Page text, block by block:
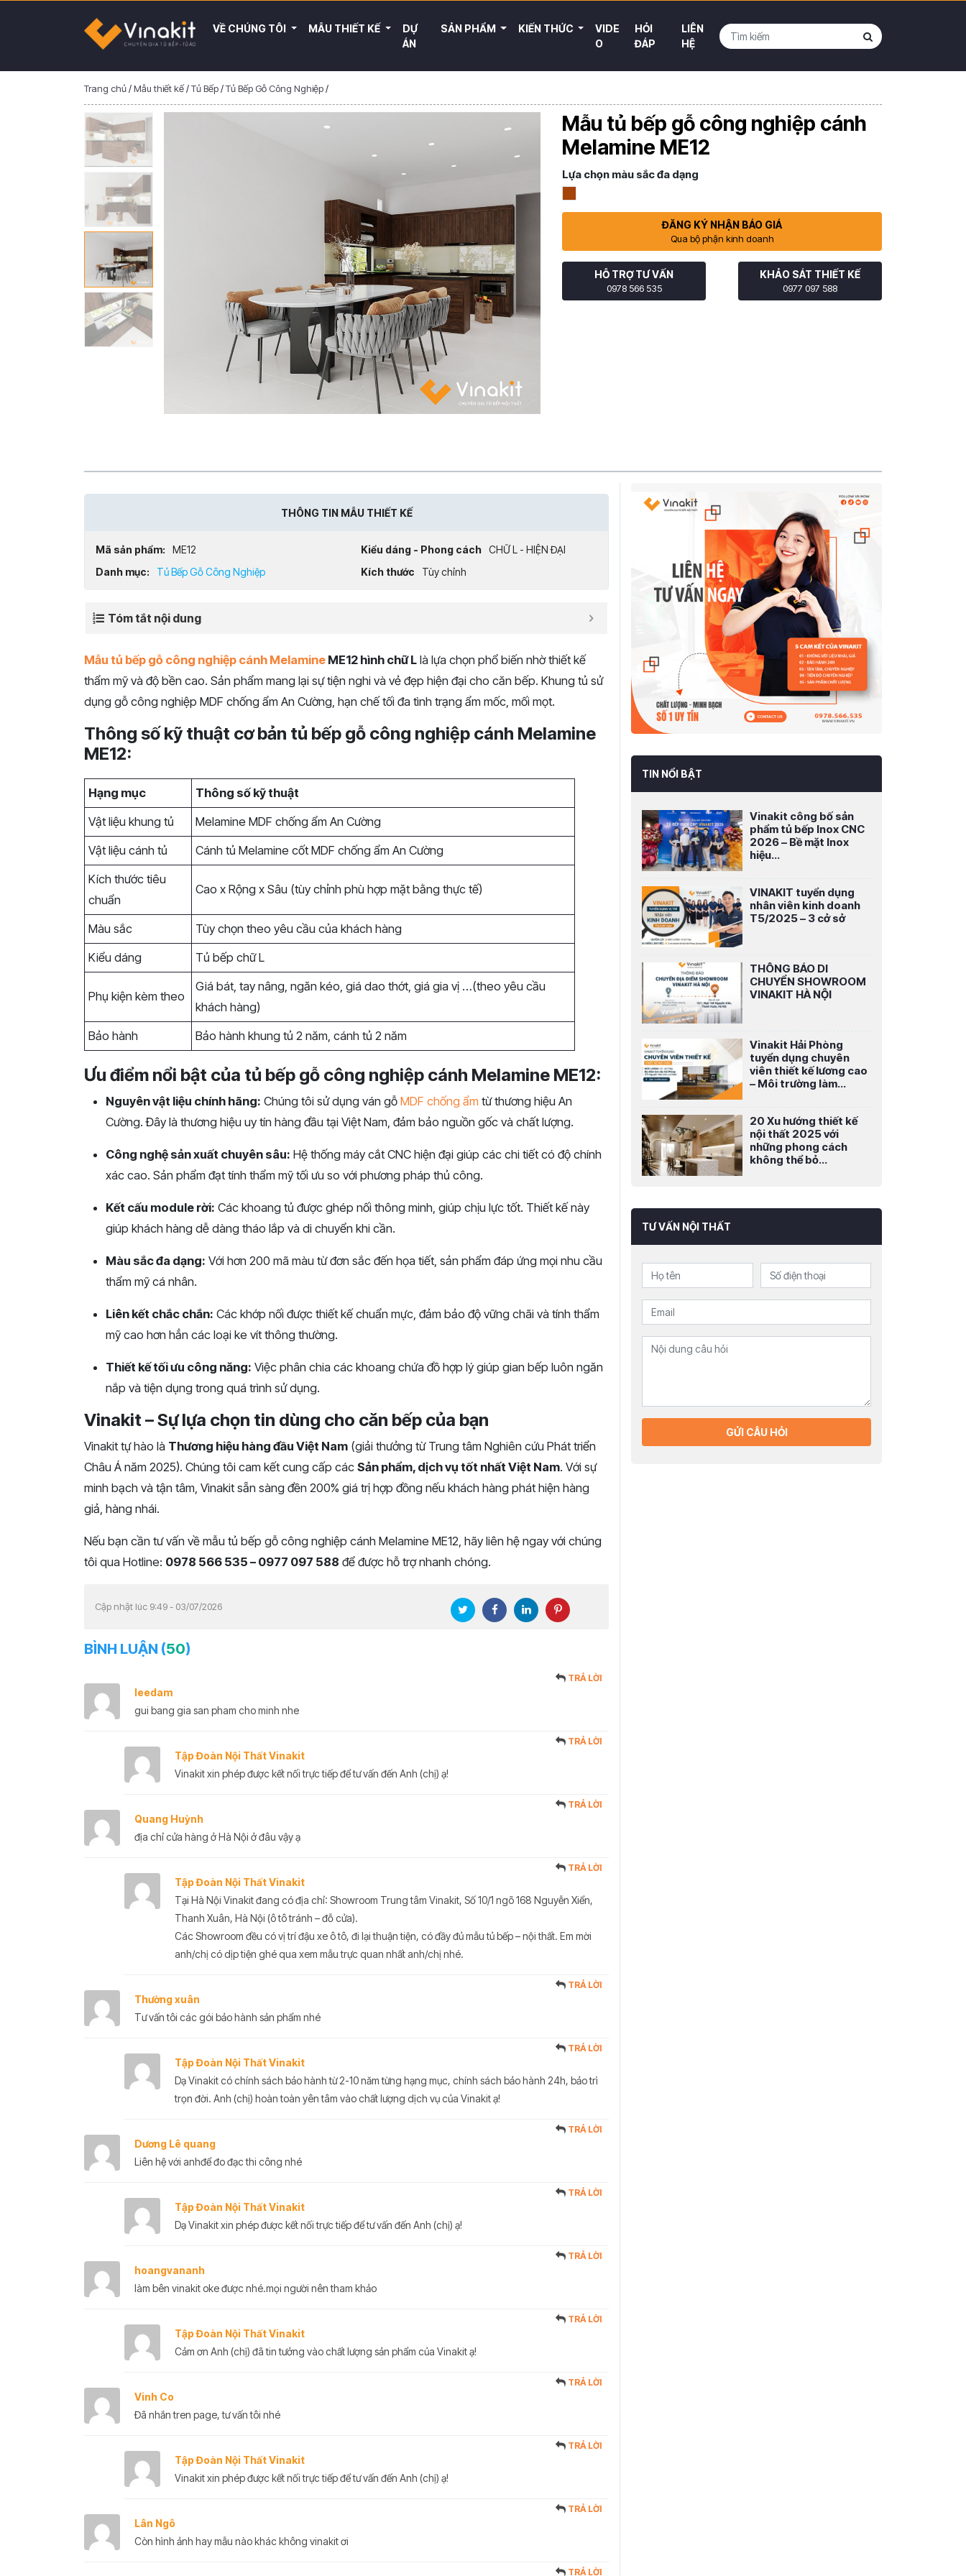
VỀ CHÚNG TÔI MẪU THIẾT KẾ
DỰ
ÁN
SẢN PHẨM KIẾN THỨC
VIDE
O
HỎI
ĐÁP
LIÊN
HỆ
Trang chủ/Mẫu thiết kế/Tủ Bếp/Tủ Bếp Gỗ Công Nghiệp/
Mẫu tủ bếp gỗ công nghiệp cánh
Melamine ME12
Lựa chọn màu sắc đa dạng
ĐĂNG KÝ NHẬN BÁO GIÁ
Qua bộ phận kinh doanh
HỖ TRỢ TƯ VẤN
0978 566 535
KHẢO SÁT THIẾT KẾ
0977 097 588
THÔNG TIN MẪU THIẾT KẾ
Mã sản phẩm: ME12 Kiểu dáng - Phong cách CHỮ L - HIỆN ĐẠI
Danh mục:
Tủ Bếp Gỗ Công Nghiệp Kích thước Tùy chỉnh
Tóm tắt nội dung
Mẫu tủ bếp gỗ công nghiệp cánh Melamine ME12 hình chữ L là lựa chọn phổ biến nhờ thiết kế
thẩm mỹ và độ bền cao. Sản phẩm mang lại sự tiện nghi và vẻ đẹp hiện đại cho căn bếp. Khung tủ sử
dụng gỗ công nghiệp MDF chống ẩm An Cường, hạn chế tối đa tình trạng ẩm mốc, mối mọt.
Thông số kỹ thuật cơ bản tủ bếp gỗ công nghiệp cánh Melamine
ME12:
Hạng mục
Thông số kỹ thuật
Vật liệu khung tủ
Melamine MDF chống ẩm An Cường
Vật liệu cánh tủ
Cánh tủ Melamine cốt MDF chống ẩm An Cường
Kích thước tiêu
chuẩn
Cao x Rộng x Sâu (tùy chỉnh phù hợp mặt bằng thực tế)
Màu sắc
Tùy chọn theo yêu cầu của khách hàng
Kiểu dáng
Tủ bếp chữ L
Phụ kiện kèm theo
Giá bát, tay nâng, ngăn kéo, giá dao thớt, giá gia vị …(theo yêu cầu
khách hàng)
Bảo hành
Bảo hành khung tủ 2 năm, cánh tủ 2 năm
Ưu điểm nổi bật của tủ bếp gỗ công nghiệp cánh Melamine ME12:
Nguyên vật liệu chính hãng: Chúng tôi sử dụng ván gỗ MDF chống ẩm từ thương hiệu An
Cường. Đây là thương hiệu uy tín hàng đầu tại Việt Nam, đảm bảo nguồn gốc và chất lượng.
Công nghệ sản xuất chuyên sâu: Hệ thống máy cắt CNC hiện đại giúp các chi tiết có độ chính
xác cao. Sản phẩm đạt tính thẩm mỹ tối ưu so với phương pháp thủ công.
Kết cấu module rời: Các khoang tủ được ghép nối thông minh, giúp chịu lực tốt. Thiết kế này
giúp khách hàng dễ dàng tháo lắp và di chuyển khi cần.
Màu sắc đa dạng: Với hơn 200 mã màu từ đơn sắc đến họa tiết, sản phẩm đáp ứng mọi nhu cầu
thẩm mỹ cá nhân.
Liên kết chắc chắn: Các khớp nối được thiết kế chuẩn mực, đảm bảo độ vững chãi và tính thẩm
mỹ cao hơn hẳn các loại ke vít thông thường.
Thiết kế tối ưu công năng: Việc phân chia các khoang chứa đồ hợp lý giúp gian bếp luôn ngăn
nắp và tiện dụng trong quá trình sử dụng.
Vinakit – Sự lựa chọn tin dùng cho căn bếp của bạn
Vinakit tự hào là Thương hiệu hàng đầu Việt Nam (giải thưởng từ Trung tâm Nghiên cứu Phát triển
Châu Á năm 2025). Chúng tôi cam kết cung cấp các Sản phẩm, dịch vụ tốt nhất Việt Nam. Với sự
minh bạch và tận tâm, Vinakit sẵn sàng đền 200% giá trị hợp đồng nếu khách hàng phát hiện hàng
giả, hàng nhái.
Nếu bạn cần tư vấn về mẫu tủ bếp gỗ công nghiệp cánh Melamine ME12, hãy liên hệ ngay với chúng
tôi qua Hotline: 0978 566 535 – 0977 097 588 để được hỗ trợ nhanh chóng.
Cập nhật lúc 9:49 - 03/07/2026
BÌNH LUẬN (50)
leedam
TRẢ LỜI
gui bang gia san pham cho minh nhe
Tập Đoàn Nội Thất Vinakit
TRẢ LỜI
Vinakit xin phép được kết nối trực tiếp để tư vấn đến Anh (chị) ạ!
Quang Huỳnh
TRẢ LỜI
địa chỉ cửa hàng ở Hà Nội ở đâu vậy ạ
Tập Đoàn Nội Thất Vinakit
TRẢ LỜI
Tại Hà Nội Vinakit đang có địa chỉ: Showroom Trung tâm Vinakit, Số 10/1 ngõ 168 Nguyễn Xiển,
Thanh Xuân, Hà Nội (ô tô tránh – đỗ cửa).
Các Showroom đều có vị trí đậu xe ô tô, đi lại thuận tiện, có đầy đủ mẫu tủ bếp – nội thất. Em mời
anh/chị có dịp tiện ghé qua xem mẫu trực quan nhất anh/chị nhé.
Thường xuân
TRẢ LỜI
Tư vấn tôi các gói bảo hành sản phẩm nhé
Tập Đoàn Nội Thất Vinakit
TRẢ LỜI
Dạ Vinakit có chính sách bảo hành từ 2-10 năm từng hạng mục, chính sách bảo hành 24h, bảo trì
trọn đời. Anh (chị) hoàn toàn yên tâm vào chất lượng dịch vụ của Vinakit ạ!
Dương Lê quang
TRẢ LỜI
Liên hệ với anhđể đo đạc thi công nhé
Tập Đoàn Nội Thất Vinakit
TRẢ LỜI
Dạ Vinakit xin phép được kết nối trực tiếp để tư vấn đến Anh (chị) ạ!
hoangvananh
TRẢ LỜI
làm bên vinakit oke được nhé.mọi người nên tham khảo
Tập Đoàn Nội Thất Vinakit
TRẢ LỜI
Cảm ơn Anh (chị) đã tin tưởng vào chất lượng sản phẩm của Vinakit ạ!
Vinh Co
TRẢ LỜI
Đã nhắn tren page, tư vấn tôi nhé
Tập Đoàn Nội Thất Vinakit
TRẢ LỜI
Vinakit xin phép được kết nối trực tiếp để tư vấn đến Anh (chị) ạ!
Lân Ngô
TRẢ LỜI
Còn hình ảnh hay mẫu nào khác không vinakit ơi
TRẢ LỜI
TIN NỔI BẬT
Vinakit công bố sản
phẩm tủ bếp Inox CNC
2026 – Bề mặt Inox
hiệu...
VINAKIT tuyển dụng
nhân viên kinh doanh
T5/2025 – 3 cở sở
THÔNG BÁO DI
CHUYỂN SHOWROOM
VINAKIT HÀ NỘI
Vinakit Hải Phòng
tuyển dụng chuyên
viên thiết kế lương cao
– Môi trường làm...
20 Xu hướng thiết kế
nội thất 2025 với
những phong cách
không thể bỏ...
TƯ VẤN NỘI THẤT
GỬI CÂU HỎI